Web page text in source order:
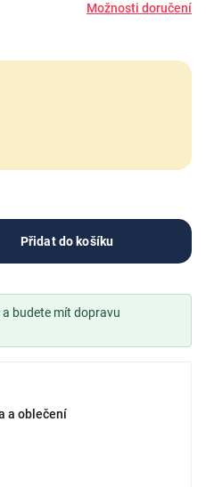
Možnosti doručení
Přidat do košíku
a budete mít dopravu
a oblečení